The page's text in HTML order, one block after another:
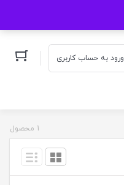
ورود به حساب کاربری
1 محصول